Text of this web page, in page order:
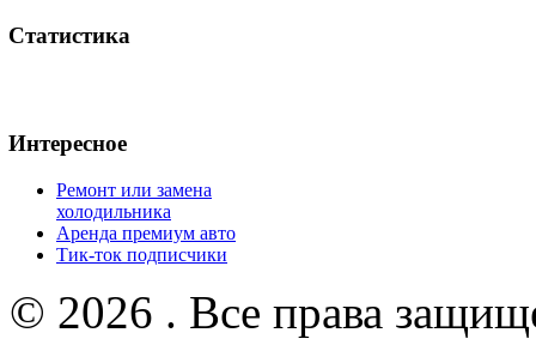
Статистика
Интересное
Ремонт или замена
холодильника
Аренда премиум авто
Тик-ток подписчики
© 2026 . Все права